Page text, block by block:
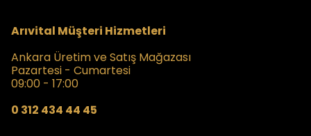
Arıvital Müşteri Hizmetleri
Ankara Üretim ve Satış Mağazası
Pazartesi - Cumartesi
09:00 - 17:00
0 312 434 44 45